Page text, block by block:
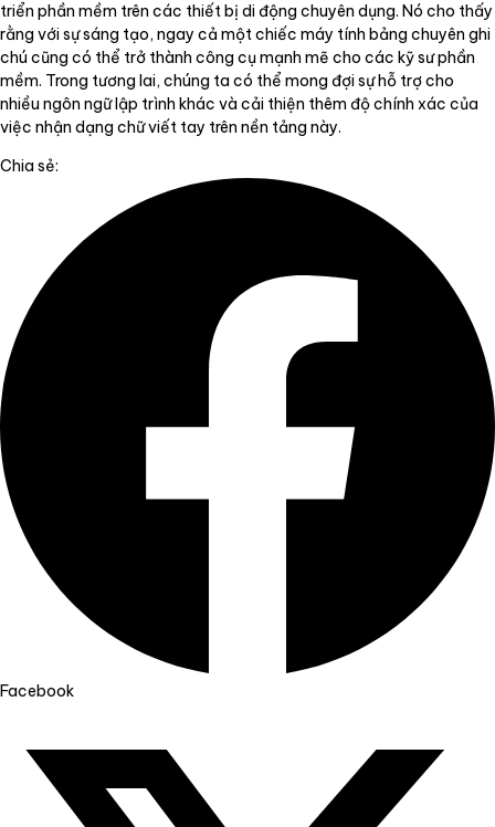
triển phần mềm trên các thiết bị di động chuyên dụng. Nó cho thấy
rằng với sự sáng tạo, ngay cả một chiếc máy tính bảng chuyên ghi
chú cũng có thể trở thành công cụ mạnh mẽ cho các kỹ sư phần
mềm. Trong tương lai, chúng ta có thể mong đợi sự hỗ trợ cho
nhiều ngôn ngữ lập trình khác và cải thiện thêm độ chính xác của
việc nhận dạng chữ viết tay trên nền tảng này.
Chia sẻ:
Facebook